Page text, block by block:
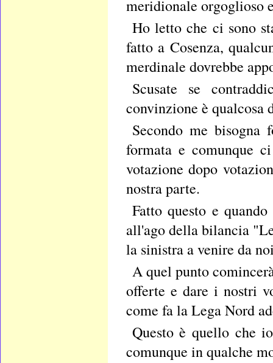
meridionale orgoglioso
Ho letto che ci sono
fatto a Cosenza,
merdinale dovrebbe
Scusate se
convinzione è qualcosa
Secondo me bisogna
formata e comunque
votazione dopo
nostra parte.
Fatto questo e
all'ago della bilancia
la sinistra a venire da
A quel punto
offerte e dare i nostri
come fa la Lega Nord
Questo è quello che
comunque in qualche